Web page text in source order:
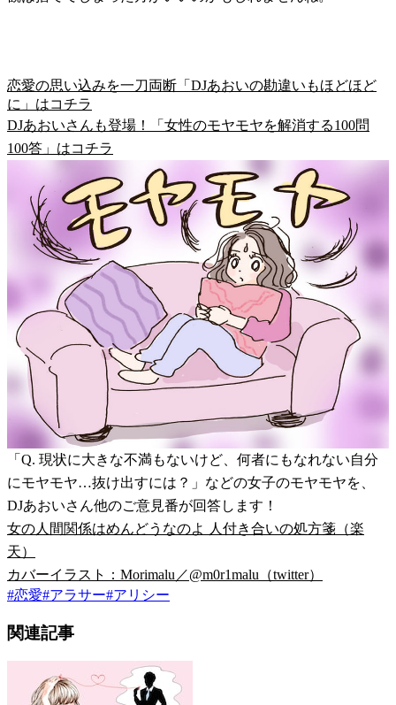
恋愛の思い込みを一刀両断「DJあおいの勘違いもほどほど
に」はコチラ
DJあおいさんも登場！「女性のモヤモヤを解消する100問
100答」はコチラ
「Q. 現状に大きな不満もないけど、何者にもなれない自分
にモヤモヤ…抜け出すには？」などの女子のモヤモヤを、
DJあおいさん他のご意見番が回答します！
女の人間関係はめんどうなのよ 人付き合いの処方箋（楽
天）
カバーイラスト：Morimalu／@m0r1malu（twitter）
#恋愛#アラサー#アリシー
関連記事